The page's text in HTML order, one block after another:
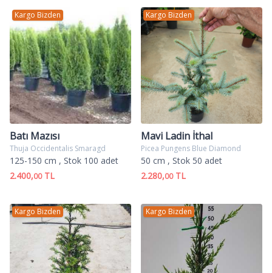
Kargo Bizden
Batı Mazısı
Thuja Occidentalis Smaragd
125-150 cm , Stok 100 adet
2.400,00TL
Kargo Bizden
Mavi Ladin İthal
Picea Pungens Blue Diamond
50 cm , Stok 50 adet
2.280,00TL
Kargo Bizden Kargo Bizden